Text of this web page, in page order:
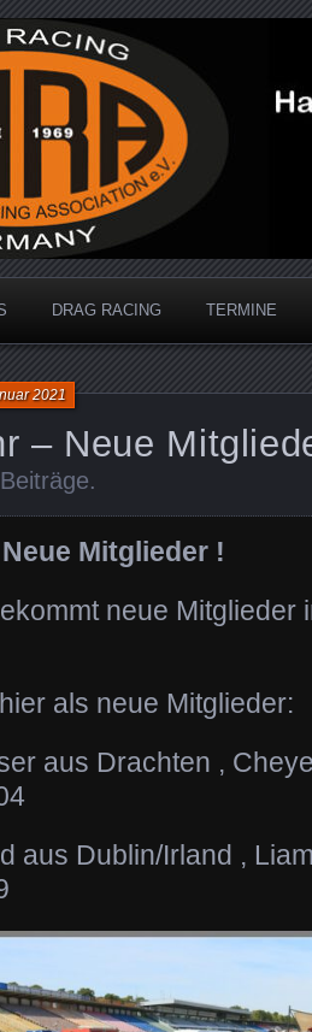
Racing
Meile
DRAG RACING TERMINE
– Neue
2021
.
Mitglieder !
neue Mitglieder
als neue Mitglieder:
aus Drachten ,
aus Dublin/Irland ,